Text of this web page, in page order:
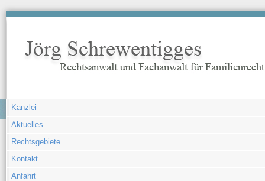
Navigation
Kanzlei
Aktuelles
Rechtsgebiete
Kontakt
Anfahrt